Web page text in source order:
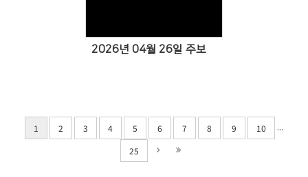
2026년 04월 26일 주보
1 2 3 4 5 6 7 8 9 10 ...
25